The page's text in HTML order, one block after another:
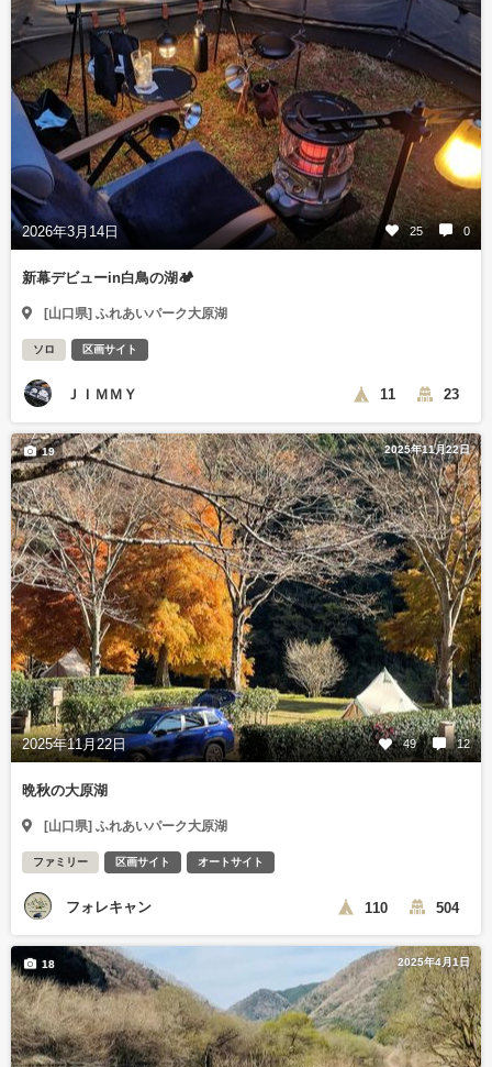
2026年3月14日 25 0
新幕デビューin白鳥の湖🏕️
[山口県] ふれあいパーク大原湖
ソロ 区画サイト
ＪＩＭＭＹ 11 23
2025年11月22日
2025年11月22日 49 12
19
晩秋の大原湖
[山口県] ふれあいパーク大原湖
ファミリー 区画サイト オートサイト
フォレキャン 110 504
2025年4月1日
18